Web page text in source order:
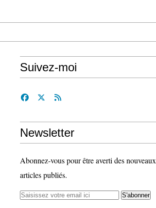
Suivez-moi
Newsletter
Abonnez-vous pour être averti des nouveaux
articles publiés.